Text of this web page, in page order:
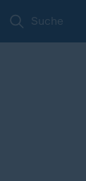
Suche